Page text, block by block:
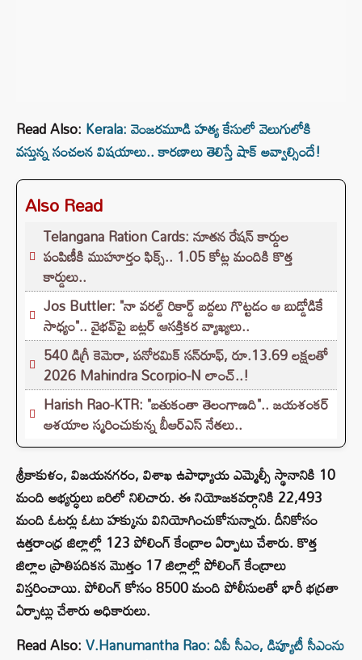
Read Also: Kerala: వెంజరమూడి హత్య కేసులో వెలుగులోకి
వస్తున్న సంచలన విషయాలు.. కారణాలు తెలిస్తే షాక్ అవ్వాల్సిందే!
Also Read
Telangana Ration Cards: నూతన రేషన్ కార్డుల
పంపిణీకి ముహూర్తం ఫిక్స్‌.. 1.05 కోట్ల మందికి కొత్త
కార్డులు..
Jos Buttler: "నా వరల్డ్ రికార్డ్‌ బద్దలు గొట్టడం ఆ బుడ్డోడికే
సాధ్యం".. వైభవ్‌పై బట్లర్ ఆసక్తికర వ్యాఖ్యలు..
540 డిగ్రీ కెమెరా, పనోరమిక్ సన్‌రూఫ్‌, రూ.13.69 లక్షలతో
2026 Mahindra Scorpio-N లాంచ్..!
Harish Rao-KTR: "బతుకంతా తెలంగాణది".. జయశంకర్
ఆశయాల స్మరించుకున్న బీఆర్ఎస్ నేతలు..
శ్రీకాకుళం, విజయనగరం, విశాఖ ఉపాధ్యాయ ఎమ్మెల్సీ స్థానానికి 10
మంది అభ్యర్ధులు బరిలో నిలిచారు. ఈ నియోజకవర్గానికి 22,493
మంది ఓటర్లు ఓటు హక్కును వినియోగించుకోనున్నారు. దీనికోసం
ఉత్తరాంధ్ర జిల్లాల్లో 123 పోలింగ్ కేంద్రాల ఏర్పాటు చేశారు. కొత్త
జిల్లాల ప్రాతిపదికన మొత్తం 17 జిల్లాల్లో పోలింగ్ కేంద్రాలు
విస్తరించాయి. పోలింగ్ కోసం 8500 మంది పోలీసులతో భారీ భద్రతా
ఏర్పాట్లు చేశారు అధికారులు.
Read Also:V.Hanumantha Rao: ఏపీ సీఎం, డిప్యూటీ సీఎంను